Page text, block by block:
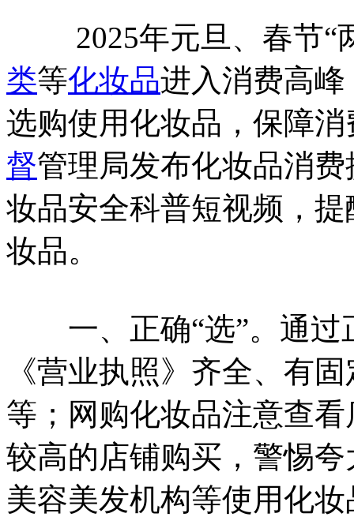
2025年元旦、春节“
类等化妆品进入消费高
选购使用化妆品，保障
督管理局发布化妆品消
妆品安全科普短视频，
妆品。
一、正确“选”。通过
《营业执照》齐全、有
等；网购化妆品注意查
较高的店铺购买，警惕
美容美发机构等使用化